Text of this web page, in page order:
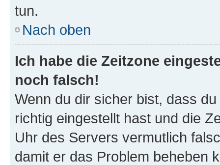
tun.
Nach oben
Ich habe die Zeitzone
noch falsch!
Wenn du dir sicher bist, dass
richtig eingestellt hast und die
Uhr des Servers vermutlich
damit er das Problem beheben